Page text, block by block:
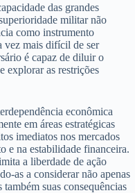
das grandes
militar não
como instrumento
vez mais difícil de ser
é capaz de diluir o
explorar as restrições
econômica
em áreas estratégicas
imediatos nos mercados
e na estabilidade financeira.
a liberdade de ação
as a considerar não apenas
suas consequências